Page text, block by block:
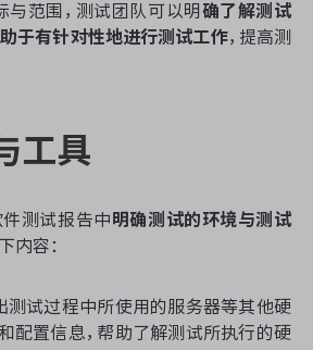
范围，测试团队可以明 确了解测试
于有针对性地进行测试工作，提高测
工具
件测试报告中 明确测试的环境与测试
内容：
测试过程中所使用的服务器等其他硬
配置信息，帮助了解测试所执行的硬